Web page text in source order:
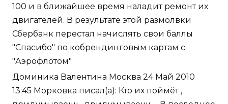
100 и в ближайшее время наладит ремонт их
двигателей. В результате этой размолвки
Сбербанк перестал начислять свои баллы
"Спасибо" по кобрендинговым картам с
"Аэрофлотом".
Доминика Валентина Москва 24 Май 2010
13:45 Морковка писал(а): Кто их поймёт ,